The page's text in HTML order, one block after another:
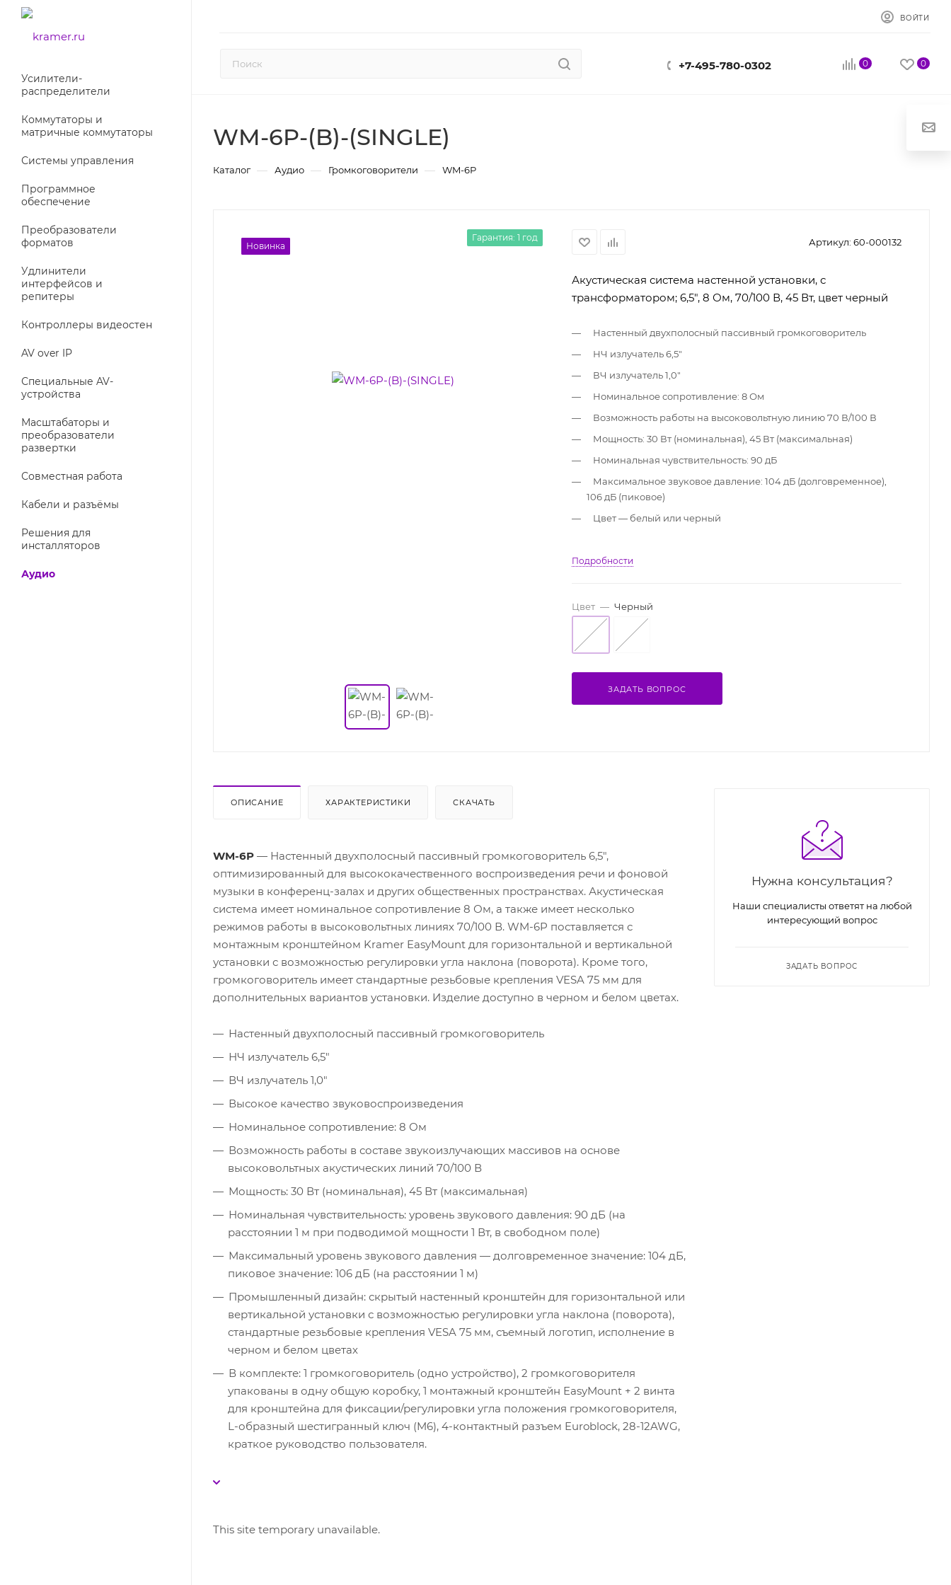
ВОЙТИ
+7-495-780-0302 0 0
Усилители-
раcпределители
Коммутаторы и
матричные коммутаторы
Системы управления
Программное
обеспечение
Преобразователи
форматов
Удлинители
интерфейсов и
репитеры
Контроллеры видеостен
AV over IP
Специальные AV-
устройства
Масштабаторы и
преобразователи
развертки
Совместная работа
Кабели и разъёмы
Решения для
инсталляторов
Аудио
WM-6P-(B)-(SINGLE)
Каталог — Аудио — Громкоговорители — WM-6P
Новинка
Новинка
Гарантия: 1 год Артикул: 60-000132
Акустическая система настенной установки, с
трансформатором; 6,5", 8 Ом, 70/100 В, 45 Вт, цвет черный
Настенный двухполосный пассивный громкоговоритель
НЧ излучатель 6,5"
ВЧ излучатель 1,0"
Номинальное сопротивление: 8 Ом
Возможность работы на высоковольтную линию 70 В/100 В
Мощность: 30 Вт (номинальная), 45 Вт (максимальная)
Номинальная чувствительность: 90 дБ
Максимальное звуковое давление: 104 дБ (долговременное),
106 дБ (пиковое)
Цвет — белый или черный
Подробности
Цвет — Черный
ЗАДАТЬ ВОПРОС
ОПИСАНИЕ ХАРАКТЕРИСТИКИ СКАЧАТЬ
WM-6P — Настенный двухполосный пассивный громкоговоритель 6,5",
оптимизированный для высококачественного воспроизведения речи и фоновой
музыки в конференц-залах и других общественных пространствах. Акустическая
система имеет номинальное сопротивление 8 Ом, а также имеет несколько
режимов работы в высоковольтных линиях 70/100 В. WM-6P поставляется с
монтажным кронштейном Kramer EasyMount для горизонтальной и вертикальной
установки с возможностью регулировки угла наклона (поворота). Кроме того,
громкоговоритель имеет стандартные резьбовые крепления VESA 75 мм для
дополнительных вариантов установки. Изделие доступно в черном и белом цветах.
Настенный двухполосный пассивный громкоговоритель
НЧ излучатель 6,5"
ВЧ излучатель 1,0"
Высокое качество звуковоспроизведения
Номинальное сопротивление: 8 Ом
Возможность работы в составе звукоизлучающих массивов на основе
высоковольтных акустических линий 70/100 В
Мощность: 30 Вт (номинальная), 45 Вт (максимальная)
Номинальная чувствительность: уровень звукового давления: 90 дБ (на
расстоянии 1 м при подводимой мощности 1 Вт, в свободном поле)
Максимальный уровень звукового давления — долговременное значение: 104 дБ,
пиковое значение: 106 дБ (на расстоянии 1 м)
Промышленный дизайн: скрытый настенный кронштейн для горизонтальной или
вертикальной установки с возможностью регулировки угла наклона (поворота),
стандартные резьбовые крепления VESA 75 мм, съемный логотип, исполнение в
черном и белом цветах
В комплекте: 1 громкоговоритель (одно устройство), 2 громкоговорителя
упакованы в одну общую коробку, 1 монтажный кронштейн EasyMount + 2 винта
для кронштейна для фиксации/регулировки угла положения громкоговорителя,
L-образный шестигранный ключ (M6), 4-контактный разъем Euroblock, 28-12AWG,
краткое руководство пользователя.
This site temporary unavailable.
Нужна консультация?
Наши специалисты ответят на любой
интересующий вопрос
ЗАДАТЬ ВОПРОС